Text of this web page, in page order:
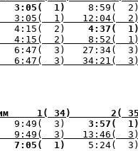
3:05(  1)
8:59(
3:05(  1)   12:04(
4:15(  2)
4:37(
4:15(  2)    8:52(
6:47(  3)   34:21(
Прим     1(
9:49(  3)
3:57(
9:49(  3)   13:46(
7:05(  1)
5:24(